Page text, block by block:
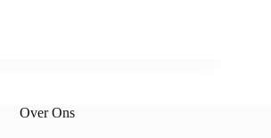
Over Ons